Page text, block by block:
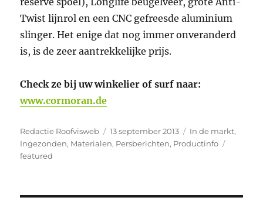
Twist lijnrol en een CNC gefreesde aluminium
slinger. Het enige dat nog immer onveranderd
is, is de zeer aantrekkelijke prijs.
Check ze bij uw winkelier of surf naar:
www.cormoran.de
Auteur
Redactie Roofvisweb
Geplaatst
op
13 september 2013 Categorieën
In de markt,
Ingezonden, Materialen, Persberichten, Productinfo
featured